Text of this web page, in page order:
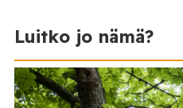
Luitko jo nämä?